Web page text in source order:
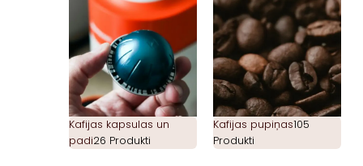
Kafijas kapsulas un
padi26 Produkti
Kafijas pupiņas105
Produkti